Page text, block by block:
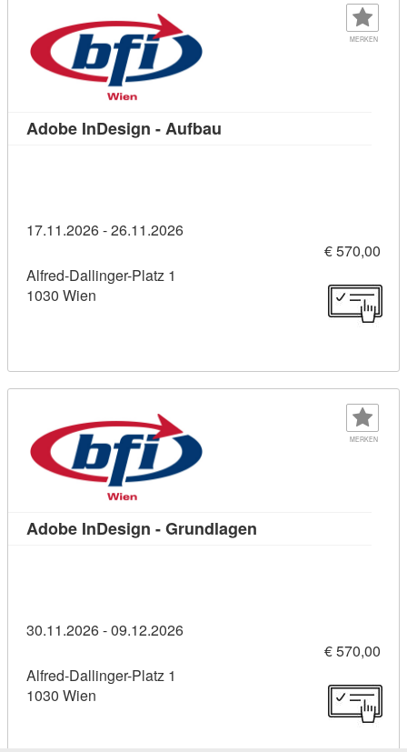
MERKEN
Adobe InDesign - Aufbau
17.11.2026 - 26.11.2026
€ 570,00
Alfred-Dallinger-Platz 1
1030 Wien
MERKEN
Adobe InDesign - Grundlagen
30.11.2026 - 09.12.2026
€ 570,00
Alfred-Dallinger-Platz 1
1030 Wien